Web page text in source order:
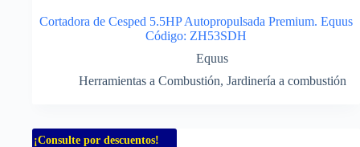
Cortadora de Cesped 5.5HP Autopropulsada Premium. Equus
Código: ZH53SDH
Equus
Herramientas a Combustión, Jardinería a combustión
¡Consulte por descuentos!